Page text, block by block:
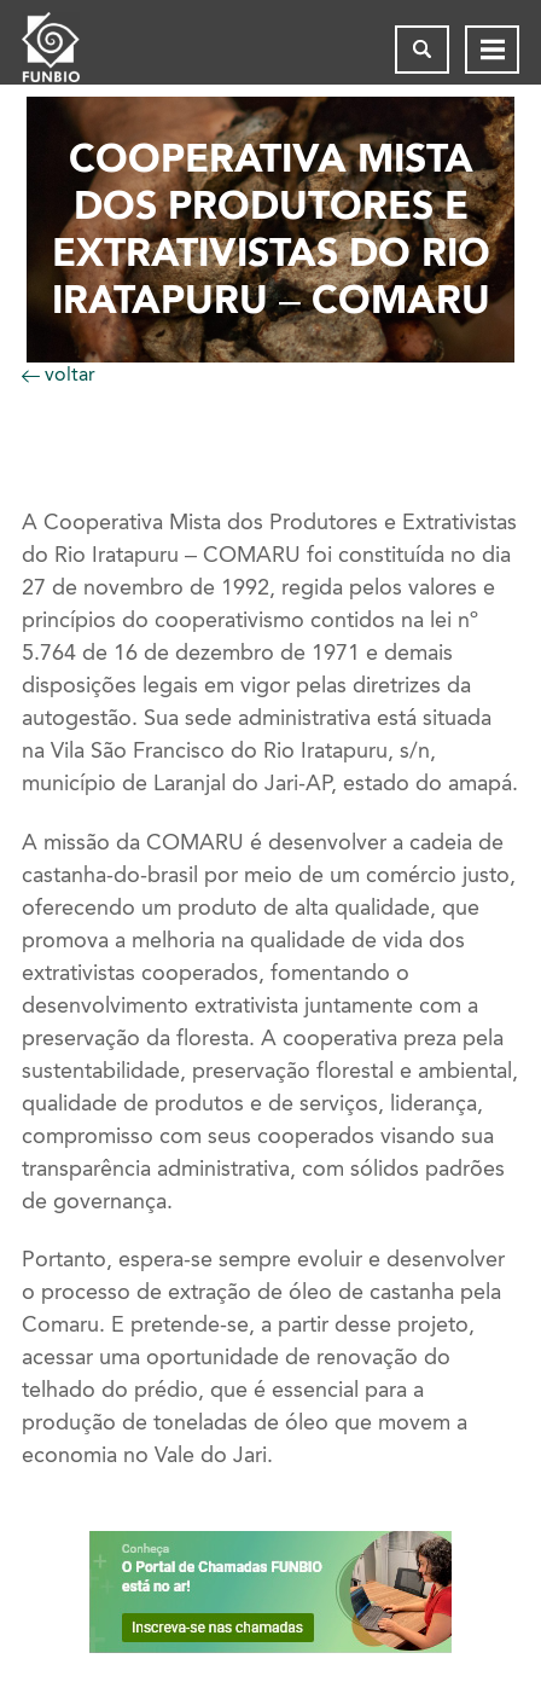
COOPERATIVA MISTA
DOS PRODUTORES E
EXTRATIVISTAS DO RIO
IRATAPURU – COMARU
voltar
A Cooperativa Mista dos Produtores e Extrativistas
do Rio Iratapuru – COMARU foi constituída no dia
27 de novembro de 1992, regida pelos valores e
princípios do cooperativismo contidos na lei nº
5.764 de 16 de dezembro de 1971 e demais
disposições legais em vigor pelas diretrizes da
autogestão. Sua sede administrativa está situada
na Vila São Francisco do Rio Iratapuru, s/n,
município de Laranjal do Jari-AP, estado do amapá.
A missão da COMARU é desenvolver a cadeia de
castanha-do-brasil por meio de um comércio justo,
oferecendo um produto de alta qualidade, que
promova a melhoria na qualidade de vida dos
extrativistas cooperados, fomentando o
desenvolvimento extrativista juntamente com a
preservação da floresta. A cooperativa preza pela
sustentabilidade, preservação florestal e ambiental,
qualidade de produtos e de serviços, liderança,
compromisso com seus cooperados visando sua
transparência administrativa, com sólidos padrões
de governança.
Portanto, espera-se sempre evoluir e desenvolver
o processo de extração de óleo de castanha pela
Comaru. E pretende-se, a partir desse projeto,
acessar uma oportunidade de renovação do
telhado do prédio, que é essencial para a
produção de toneladas de óleo que movem a
economia no Vale do Jari.